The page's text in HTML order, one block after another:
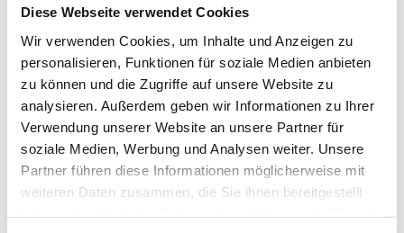
Diese Webseite verwendet Cookies
Wir verwenden Cookies, um Inhalte und Anzeigen zu
personalisieren, Funktionen für soziale Medien anbieten
zu können und die Zugriffe auf unsere Website zu
analysieren. Außerdem geben wir Informationen zu Ihrer
Verwendung unserer Website an unsere Partner für
soziale Medien, Werbung und Analysen weiter. Unsere
Partner führen diese Informationen möglicherweise mit
weiteren Daten zusammen, die Sie ihnen bereitgestellt
71-451
Sat-Außensteckdose Single, anthrazit
Typ: Single
Anschluss: F-
Farbe: weiß
(MwSt. Inkl.)